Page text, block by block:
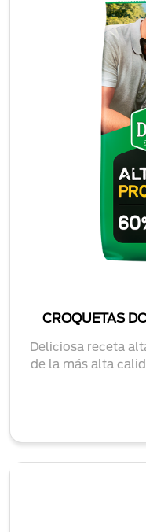
CROQUETAS
Deliciosa receta
de la más alta